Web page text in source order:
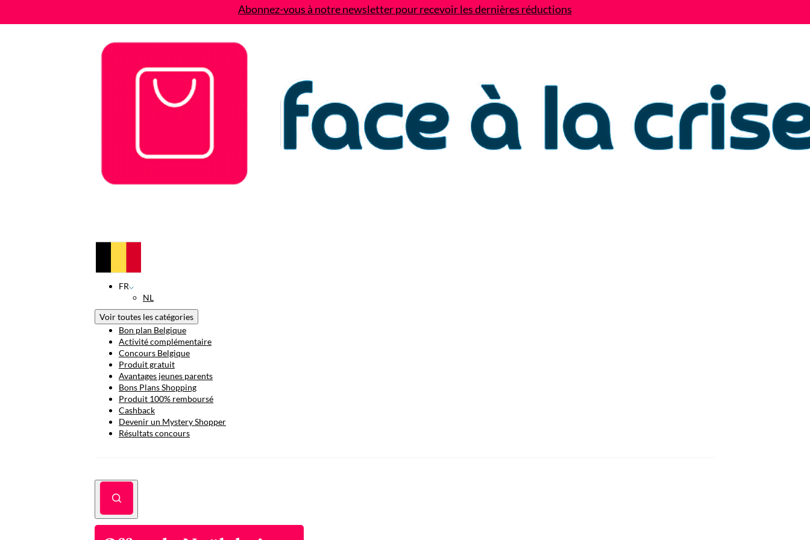
Abonnez-vous à notre newsletter pour recevoir les dernières réductions
FR
NL
Voir toutes les catégories
Bon plan Belgique
Activité complémentaire
Concours Belgique
Produit gratuit
Avantages jeunes parents
Bons Plans Shopping
Produit 100% remboursé
Cashback
Devenir un Mystery Shopper
Résultats concours